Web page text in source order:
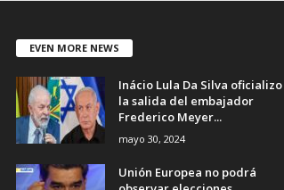
EVEN MORE NEWS
Inácio Lula Da Silva oficializo
la salida del embajador
Frederico Meyer...
mayo 30, 2024
Unión Europea no podrá